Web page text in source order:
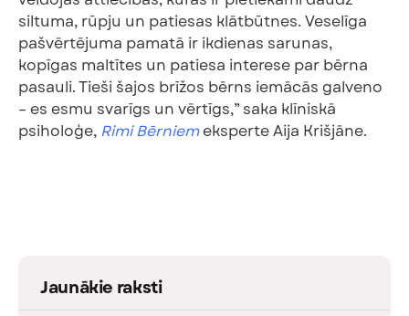
siltuma, rūpju un patiesas klātbūtnes. Veselīga
pašvērtējuma pamatā ir ikdienas sarunas,
kopīgas maltītes un patiesa interese par bērna
pasauli. Tieši šajos brīžos bērns iemācās galveno
– es esmu svarīgs un vērtīgs,” saka klīniskā
psiholoģe, Rimi Bērniemeksperte Aija Krišjāne.
Jaunākie raksti